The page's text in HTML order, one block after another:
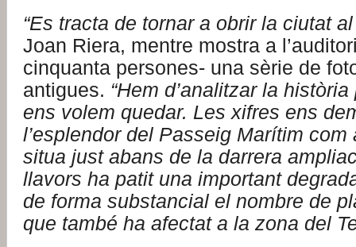
“Es tracta de tornar a obrir la ciutat al
Joan Riera, mentre mostra a
cinquanta persones- una sèrie de
antigues. “Hem d’analitzar la
ens volem quedar. Les xifres ens
l’esplendor del Passeig Marítim
situa just abans de la darrera
llavors ha patit una important
de forma substancial el nombre de
que també ha afectat a la zona del